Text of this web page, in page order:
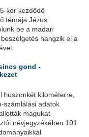
kor kezdődő
témája Jézus
be a madari
hangzik el a
gond -
huszonkét kilométerre,
számlálási adatok
magukat
névjegyzékében 101